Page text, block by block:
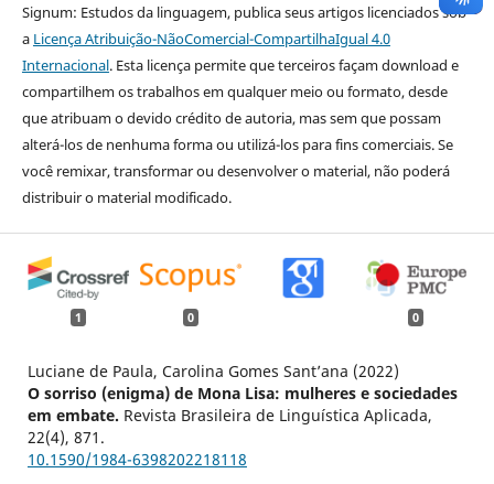
Signum: Estudos da linguagem, publica seus artigos licenciados sob
a Licença Atribuição-NãoComercial-CompartilhaIgual 4.0
Internacional. Esta licença permite que terceiros façam download e
compartilhem os trabalhos em qualquer meio ou formato, desde
que atribuam o devido crédito de autoria, mas sem que possam
alterá-los de nenhuma forma ou utilizá-los para fins comerciais. Se
você remixar, transformar ou desenvolver o material, não poderá
distribuir o material modificado.
1 0 0
Luciane de Paula, Carolina Gomes Sant’ana (2022)
O sorriso (enigma) de Mona Lisa: mulheres e sociedades
em embate. Revista Brasileira de Linguística Aplicada,
22(4), 871.
10.1590/1984-6398202218118